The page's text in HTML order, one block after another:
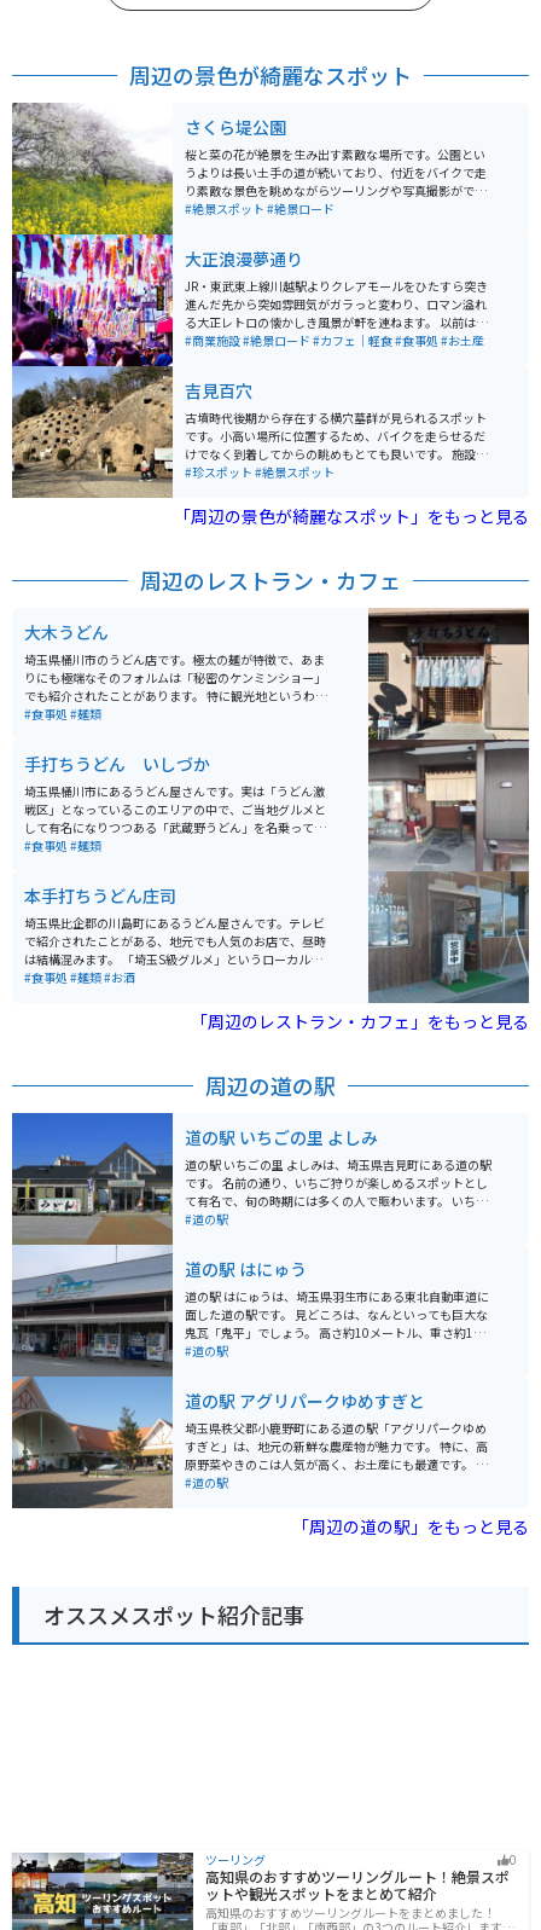
周辺の景色が綺麗なスポット
さくら堤公園
桜と菜の花が絶景を生み出す素敵な場所です。公園とい
うよりは長い土手の道が続いており、付近をバイクで走
り素敵な景色を眺めながらツーリングや写真撮影ができ
ます。 所々で舗装された道もあり、歩くのにもとても歩
#絶景スポット #絶景ロード
大正浪漫夢通り
JR・東武東上線川越駅よりクレアモールをひたすら突き
進んだ先から突如雰囲気がガラっと変わり、ロマン溢れ
る大正レトロの懐かしき風景が軒を連ねます。 以前はこ
の通りにはアーケード商店街でありましたが、時代と共
ノスタルジックな装いで、特に角にある川越商工会議所
の造りは足を止めて眺めるほど趣があります。 5月のこ
どもの日前後より商店街全体に吊るされる鯉のぼりは圧
巻で、まるで鯉のぼりのアーケードを作るかのように空
を自由に泳ぎます。
#商業施設#絶景ロード #カフェ｜軽食#食事処 #お土産
吉見百穴
古墳時代後期から存在する横穴墓群が見られるスポット
です。小高い場所に位置するため、バイクを走らせるだ
けでなく到着してからの眺めもとても良いです。 施設内
にはハニワ作成体験など複数の体験スポットもあるた
まり混んでいないところもおすすめポイントです。
#珍スポット #絶景スポット
「周辺の景色が綺麗なスポット」をもっと見る
周辺のレストラン・カフェ
大木うどん
埼玉県桶川市のうどん店です。極太の麺が特徴で、あま
りにも極端なそのフォルムは「秘密のケンミンショー」
でも紹介されたことがあります。 特に観光地というわけ
ではありませんし、最寄り駅からも少々離れているので
れますので、極太麺を目当てに行くのであれば早めに来
店しないと品切れになります。 うどんの食べ方は、基本
のもり・つけの他にもカレー・すきやき・鴨南蛮などい
ろいろ選ぶことが可能です。
#食事処 #麺類
手打ちうどん いしづか
埼玉県桶川市にあるうどん屋さんです。実は「うどん激
戦区」となっているこのエリアの中で、ご当地グルメと
して有名になりつつある「武蔵野うどん」を名乗ってい
ません。 上品な雰囲気の老舗店で、うどんもゴツゴツし
らないこともあります。 駐車場は裏に自動車3台分あり
ますが、混雑時バイクを停めるのは避けた方がよいでし
ょう。
#食事処 #麺類
本手打ちうどん庄司
埼玉県比企郡の川島町にあるうどん屋さんです。テレビ
で紹介されたことがある、地元でも人気のお店で、昼時
は結構混みます。 「埼玉S級グルメ」というローカルな
認定を受けており、味には間違いありません。これぞ武
うどん」「肉うどん」などバリエーションも豊富です。
#食事処 #麺類#お酒
「周辺のレストラン・カフェ」をもっと見る
周辺の道の駅
道の駅 いちごの里 よしみ
道の駅 いちごの里 よしみは、埼玉県吉見町にある道の駅
です。 名前の通り、いちご狩りが楽しめるスポットとし
て有名で、旬の時期には多くの人で賑わいます。 いちご
以外にも、地元産の新鮮な農産物が販売されており、お
特に、いちごを使ったスイーツは絶品なので、ぜひ味わ
ってみてください。 バイクで訪れる場合、駐車場も広々
としているので安心です。 周辺には、緑豊かな田園風景
が広がっており、ツーリングの休憩スポットとしても最
適です。 道の駅 いちごの里 よしみから少し足を延ばせ
#道の駅
道の駅 はにゅう
道の駅 はにゅうは、埼玉県羽生市にある東北自動車道に
面した道の駅です。 見どころは、なんといっても巨大な
鬼瓦「鬼平」でしょう。 高さ約10メートル、重さ約15ト
ンもの巨大な鬼瓦は、道の駅のシンボルとして多くの人
100種類、2,500匹の魚たちを観察することができます。
地元の新鮮な農産物が購入できるのも道の駅の大きな魅
力です。 羽生市は「埼玉の米どころ」としても知られて
おり、道の駅 はにゅうでも地元産の美味しいお米を購入
することができます。 バイクで訪れる場合、東北自動車
備されているので安心です。 道の駅 はにゅうは、ドライ
#道の駅
道の駅 アグリパークゆめすぎと
埼玉県秩父郡小鹿野町にある道の駅「アグリパークゆめ
すぎと」は、地元の新鮮な農産物が魅力です。 特に、高
原野菜やきのこは人気が高く、お土産にも最適です。 併
設のレストランでは、地元食材を使った料理を楽しむこ
イクで訪れる際は、秩父路の風を感じながら走ることが
できる国道299号線沿いに位置しているため、ツーリン
#道の駅
「周辺の道の駅」をもっと見る
オススメスポット紹介記事
ツーリング 0
高知県のおすすめツーリングルート！絶景スポ
ットや観光スポットをまとめて紹介
高知県のおすすめツーリングルートをまとめました！